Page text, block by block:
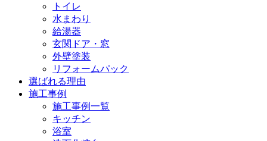
トイレ
水まわり
給湯器
玄関ドア・窓
外壁塗装
リフォームパック
選ばれる理由
施工事例
施工事例一覧
キッチン
浴室